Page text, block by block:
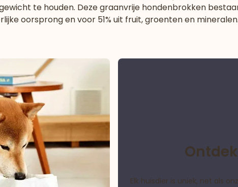
te houden. Dezegraanvrije hondenbrokken
oorsprong en voor 51% uit fruit, groenten en mineralen.
Elk huisdier is uniek, net als